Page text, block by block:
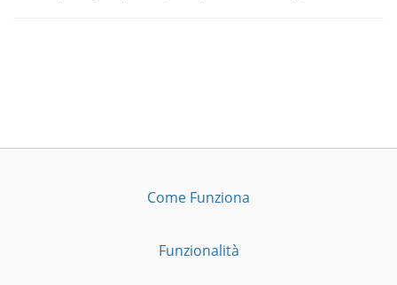
Come Funziona
Funzionalità